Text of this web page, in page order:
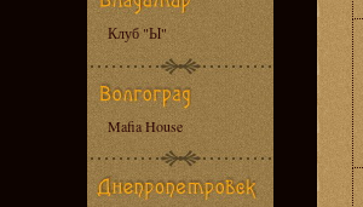
Клуб "Ы"
Mafia House